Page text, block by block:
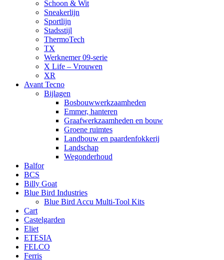
Schoon & Wit
Sneakerlijn
Sportlijn
Stadsstijl
ThermoTech
TX
Werknemer 09-serie
X Life – Vrouwen
XR
Avant Tecno
Bijlagen
Bosbouwwerkzaamheden
Emmer, hanteren
Graafwerkzaamheden en bouw
Groene ruimtes
Landbouw en paardenfokkerij
Landschap
Wegonderhoud
Balfor
BCS
Billy Goat
Blue Bird Industries
Blue Bird Accu Multi-Tool Kits
Cart
Castelgarden
Eliet
ETESIA
FELCO
Ferris